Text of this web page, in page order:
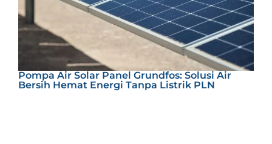
Pompa Air Solar Panel Grundfos: Solusi Air
Bersih Hemat Energi Tanpa Listrik PLN